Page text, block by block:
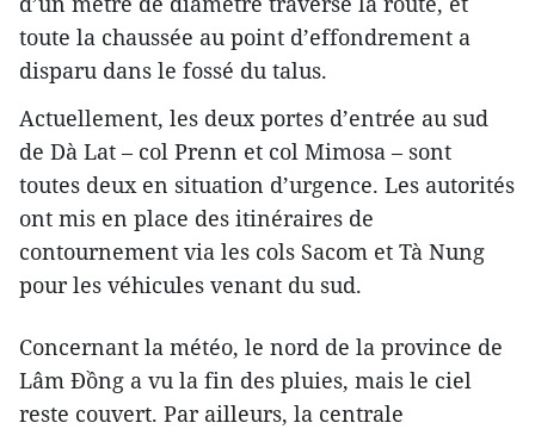
toute la chaussée au point d’effondrement a
disparu dans le fossé du talus.
Actuellement, les deux portes d’entrée au sud
de Dà Lat – col Prenn et col Mimosa – sont
toutes deux en situation d’urgence. Les autorités
ont mis en place des itinéraires de
contournement via les cols Sacom et Tà Nung
pour les véhicules venant du sud.
Concernant la météo, le nord de la province de
Lâm Đồng a vu la fin des pluies, mais le ciel
reste couvert. Par ailleurs, la centrale